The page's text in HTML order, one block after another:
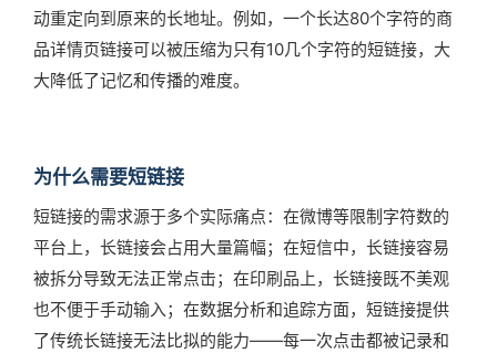
动重定向到原来的长地址。例如，一个长达80个字符的商
品详情页链接可以被压缩为只有10几个字符的短链接，大
大降低了记忆和传播的难度。
为什么需要短链接
短链接的需求源于多个实际痛点：在微博等限制字符数的
平台上，长链接会占用大量篇幅；在短信中，长链接容易
被拆分导致无法正常点击；在印刷品上，长链接既不美观
也不便于手动输入；在数据分析和追踪方面，短链接提供
了传统长链接无法比拟的能力——每一次点击都被记录和